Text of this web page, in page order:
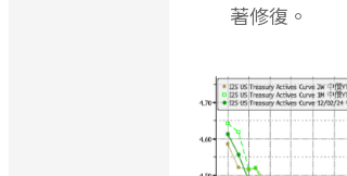
著修復。